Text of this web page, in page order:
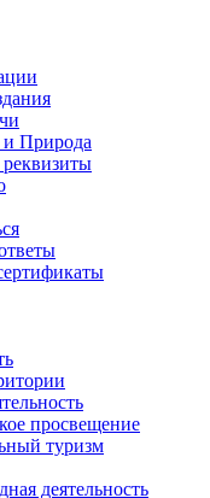
и Природа
просвещение
туризм
деятельность